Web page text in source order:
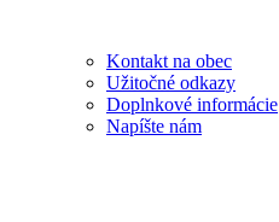
Kontakt na obec
Užitočné odkazy
Doplnkové informácie
Napíšte nám